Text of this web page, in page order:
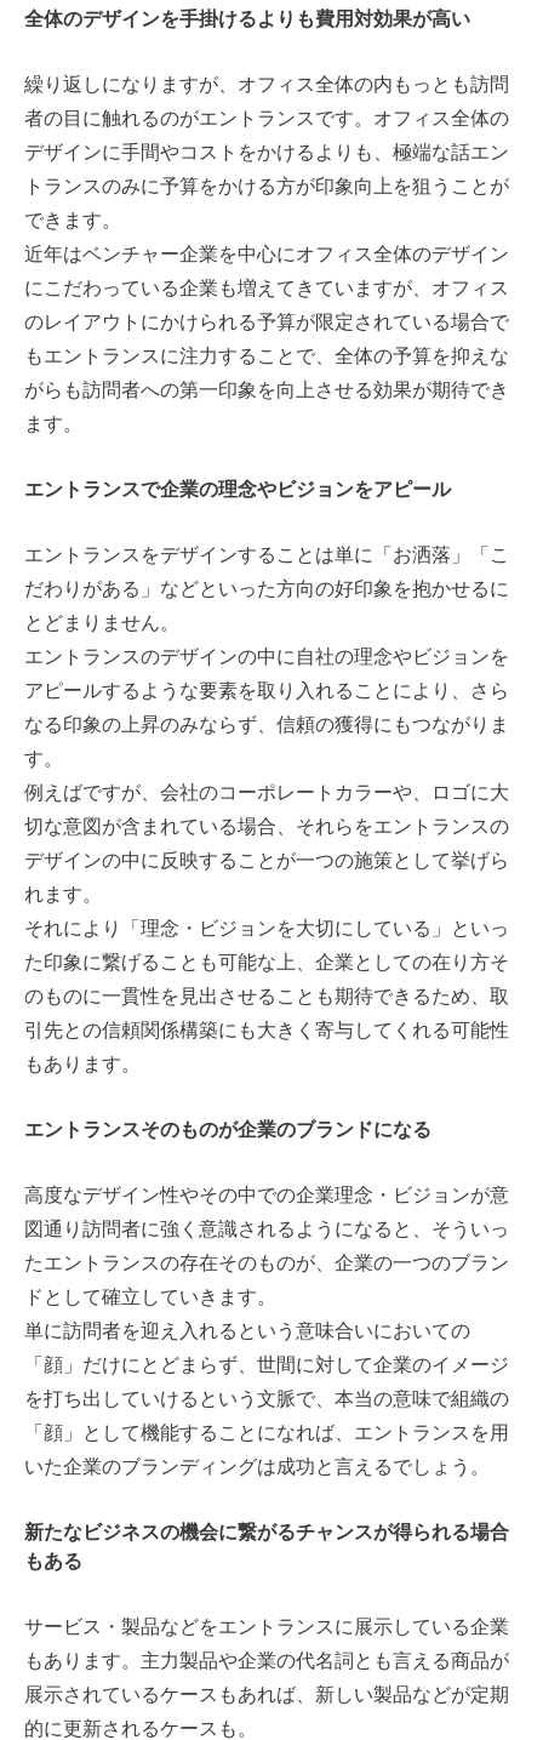
全体のデザインを手掛けるよりも費用対効果が高い
繰り返しになりますが、オフィス全体の内もっとも訪問
者の目に触れるのがエントランスです。オフィス全体の
デザインに手間やコストをかけるよりも、極端な話エン
トランスのみに予算をかける方が印象向上を狙うことが
できます。
近年はベンチャー企業を中心にオフィス全体のデザイン
にこだわっている企業も増えてきていますが、オフィス
のレイアウトにかけられる予算が限定されている場合で
もエントランスに注力することで、全体の予算を抑えな
がらも訪問者への第一印象を向上させる効果が期待でき
ます。
エントランスで企業の理念やビジョンをアピール
エントランスをデザインすることは単に「お洒落」「こ
だわりがある」などといった方向の好印象を抱かせるに
とどまりません。
エントランスのデザインの中に自社の理念やビジョンを
アピールするような要素を取り入れることにより、さら
なる印象の上昇のみならず、信頼の獲得にもつながりま
す。
例えばですが、会社のコーポレートカラーや、ロゴに大
切な意図が含まれている場合、それらをエントランスの
デザインの中に反映することが一つの施策として挙げら
れます。
それにより「理念・ビジョンを大切にしている」といっ
た印象に繋げることも可能な上、企業としての在り方そ
のものに一貫性を見出させることも期待できるため、取
引先との信頼関係構築にも大きく寄与してくれる可能性
もあります。
エントランスそのものが企業のブランドになる
高度なデザイン性やその中での企業理念・ビジョンが意
図通り訪問者に強く意識されるようになると、そういっ
たエントランスの存在そのものが、企業の一つのブラン
ドとして確立していきます。
単に訪問者を迎え入れるという意味合いにおいての
「顔」だけにとどまらず、世間に対して企業のイメージ
を打ち出していけるという文脈で、本当の意味で組織の
「顔」として機能することになれば、エントランスを用
いた企業のブランディングは成功と言えるでしょう。
新たなビジネスの機会に繋がるチャンスが得られる場合
もある
サービス・製品などをエントランスに展示している企業
もあります。主力製品や企業の代名詞とも言える商品が
展示されているケースもあれば、新しい製品などが定期
的に更新されるケースも。